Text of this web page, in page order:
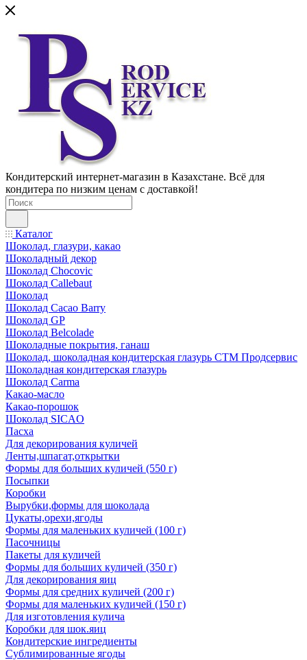
Кондитерский интернет-магазин в Казахстане. Всё для
кондитера по низким ценам с доставкой!
Каталог
Шоколад, глазури, какао
Шоколадный декор
Шоколад Chocovic
Шоколад Callebaut
Шоколад
Шоколад Cacao Barry
Шоколад GP
Шоколад Belcolade
Шоколадные покрытия, ганаш
Шоколад, шоколадная кондитерская глазурь СТМ Продсервис
Шоколадная кондитерская глазурь
Шоколад Carma
Какао-масло
Какао-порошок
Шоколад SICAO
Пасха
Для декорирования куличей
Ленты,шпагат,открытки
Формы для больших куличей (550 г)
Посыпки
Коробки
Вырубки,формы для шоколада
Цукаты,орехи,ягоды
Формы для маленьких куличей (100 г)
Пасочницы
Пакеты для куличей
Формы для больших куличей (350 г)
Для декорирования яиц
Формы для средних куличей (200 г)
Формы для маленьких куличей (150 г)
Для изготовления кулича
Коробки для шок.яиц
Кондитерские ингредиенты
Сублимированные ягоды